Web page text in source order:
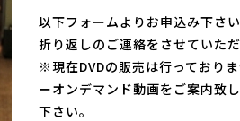
以下フォームよりお申込み下さ
折り返しのご連絡をさせていただ
※現在DVDの販売は行っており
ーオンデマンド動画をご案内致
下さい。